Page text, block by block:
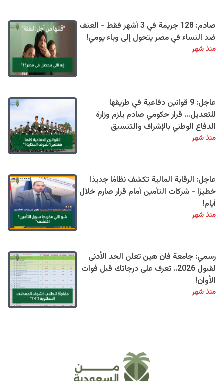
صادم: 128 جريمة في 3 أشهر فقط - العنف
ضد النساء في مصر يتحول إلى وباء يومي!
منذ شهر
عاجل: 9 قوانين دفاعية في طريقها
للتعديل… قرار حكومي صادم يلزم وزارة
الدفاع الوطني بالإشراف والتنسيق
منذ شهر
عاجل: الرقابة المالية تكشف نظامًا جديدًا
خطيرًا - شركات التأمين أمام قرار صارم خلال
أيام!
منذ شهر
رسمي: جامعة فان هين تعلن الحد الأدنى
لقبول 2026.. تعرف على درجاتك قبل فوات
الأوان!
منذ شهر